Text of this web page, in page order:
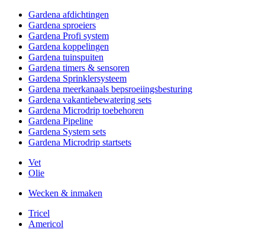
Gardena afdichtingen
Gardena sproeiers
Gardena Profi system
Gardena koppelingen
Gardena tuinspuiten
Gardena timers & sensoren
Gardena Sprinklersysteem
Gardena meerkanaals bepsroeiingsbesturing
Gardena vakantiebewatering sets
Gardena Microdrip toebehoren
Gardena Pipeline
Gardena System sets
Gardena Microdrip startsets
Vet
Olie
Wecken & inmaken
Tricel
Americol